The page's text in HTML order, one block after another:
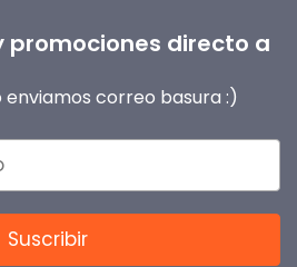
promociones directo a
enviamos correo basura :)